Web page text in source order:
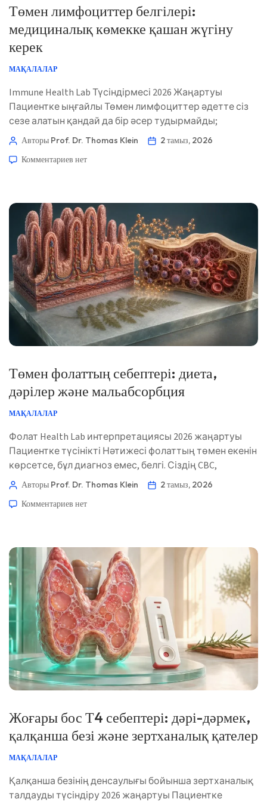
Төмен лимфоциттер белгілері:
медициналық көмекке қашан жүгіну
керек
МАҚАЛАЛАР
Immune Health Lab Түсіндірмесі 2026 Жаңартуы
Пациентке ыңғайлы Төмен лимфоциттер әдетте сіз
сезе алатын қандай да бір әсер тудырмайды;
симптомдар әдетте инфекциядан, дәрі әсерінен
жағдайдан туындайды. Негізгі мәселе
қайталанатын инфекциялардың немесе басқа да қан
көрсеткіштерінің ауытқуларының болуында […]
Авторы Prof. Dr. Thomas Klein
2 тамыз, 2026
Комментариев нет
Төмен фолаттың себептері: диета,
дәрілер және мальабсорбция
МАҚАЛАЛАР
Фолат Health Lab интерпретациясы 2026 жаңартуы
Пациентке түсінікті Нәтижесі фолаттың төмен екенін
көрсетсе, бұл диагноз емес, белгі. Сіздің CBC,
витамин B12, дәрілер, алкогольді тұтыну және ас
пайдалы тексеріске нұсқайды. 📖 ~11 минут 📅 2026
тамыз […]
Авторы Prof. Dr. Thomas Klein
2 тамыз, 2026
Комментариев нет
Жоғары бос Т4 себептері: дәрі-дәрмек,
қалқанша безі және зертханалық қателер
МАҚАЛАЛАР
Қалқанша безінің денсаулығы бойынша зертханалық
талдауды түсіндіру 2026 жаңартуы Пациентке